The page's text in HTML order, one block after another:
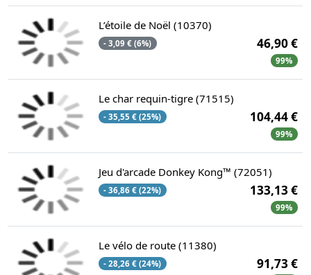
L’étoile de Noël (10370)
- 3,09 € (6%) 46,90 €
99%
Le char requin-tigre (71515)
- 35,55 € (25%) 104,44 €
99%
Jeu d'arcade Donkey Kong™ (72051)
- 36,86 € (22%) 133,13 €
99%
Le vélo de route (11380)
- 28,26 € (24%) 91,73 €